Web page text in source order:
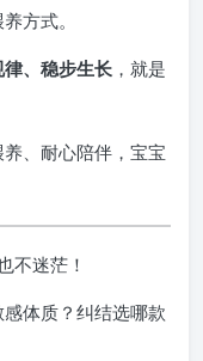
方式。
、稳步生长 ，就是
养、耐心陪伴，宝宝
不迷茫！
体质？纠结选哪款